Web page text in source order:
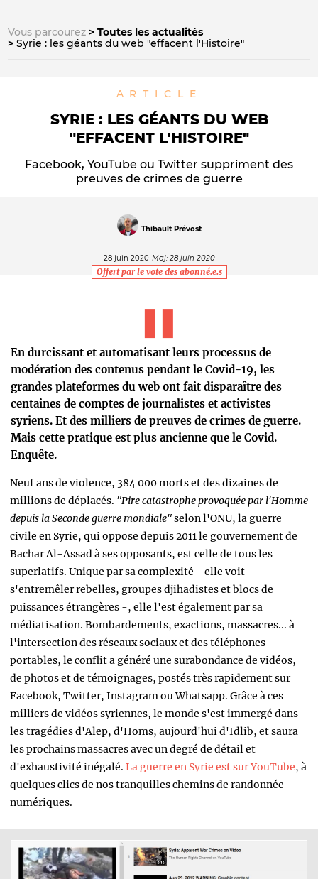
Vous parcourez
Toutes les actualités
Syrie : les géants du web "effacent l'Histoire"
ARTICLE
SYRIE : LES GÉANTS DU WEB
"EFFACENT L'HISTOIRE"
Facebook, YouTube ou Twitter suppriment des
preuves de crimes de guerre
Thibault Prévost
28 juin 2020 Maj: 28 juin 2020
Offert par le vote des abonné.e.s
En durcissant et automatisant leurs processus de
modération des contenus pendant le Covid-19, les
grandes plateformes du web ont fait disparaître des
centaines de comptes de journalistes et activistes
syriens. Et des milliers de preuves de crimes de guerre.
Mais cette pratique est plus ancienne que le Covid.
Enquête.
Neuf ans de violence, 384 000 morts et des dizaines de
millions de déplacés. "Pire catastrophe provoquée par l'Homme
depuis la Seconde guerre mondiale"selon l'ONU, la guerre
civile en Syrie, qui oppose depuis 2011 le gouvernement de
Bachar Al-Assad à ses opposants, est celle de tous les
superlatifs. Unique par sa complexité - elle voit
s'entremêler rebelles, groupes djihadistes et blocs de
puissances étrangères -, elle l'est également par sa
médiatisation. Bombardements, exactions, massacres... à
l'intersection des réseaux sociaux et des téléphones
portables, le conflit a généré une surabondance de vidéos,
de photos et de témoignages, postés très rapidement sur
Facebook, Twitter, Instagram ou Whatsapp. Grâce à ces
milliers de vidéos syriennes, le monde s'est immergé dans
les tragédies d'Alep, d'Homs, aujourd'hui d'Idlib, et saura
les prochains massacres avec un degré de détail et
d'exhaustivité inégalé. La guerre en Syrie est sur YouTube, à
quelques clics de nos tranquilles chemins de randonnée
numériques.